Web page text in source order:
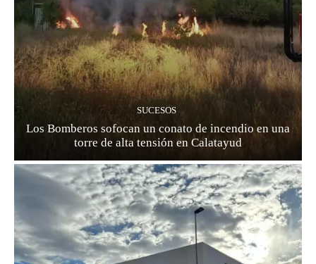
SUCESOS
Los Bomberos sofocan un conato de incendio en una
torre de alta tensión en Calatayud